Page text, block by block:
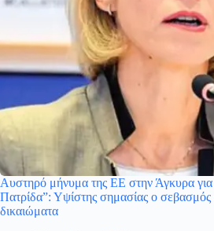
Αυστηρό μήνυμα της ΕΕ στην Άγκυρα για
Πατρίδα”: Υψίστης σημασίας ο σεβασμός
δικαιώματα